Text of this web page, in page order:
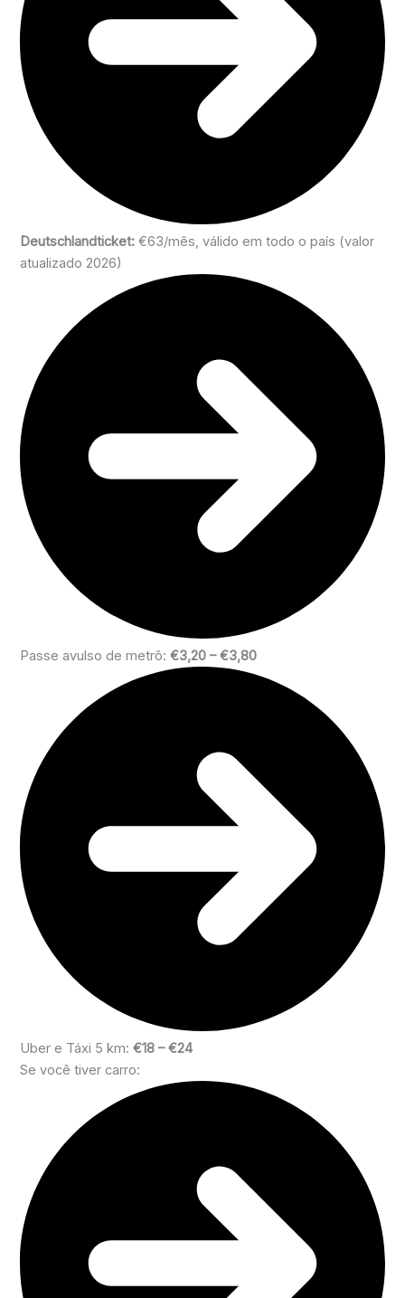
Deutschlandticket: €63/mês, válido em todo o país (valor
atualizado 2026)
Passe avulso de metrô:€3,20 – €3,80
Uber e Táxi 5 km:€18 – €24
Se você tiver carro: